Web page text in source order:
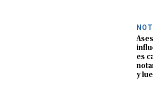
es
y